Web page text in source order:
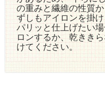
の重みと繊維の性質
ずしもアイロンを掛
パリッと仕上げたい
ロンするか、乾きき
けてください。